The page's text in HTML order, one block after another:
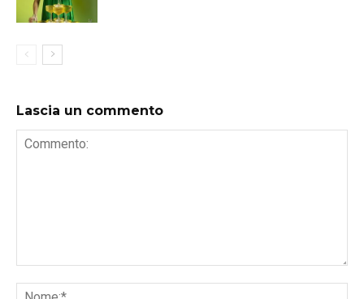
Lascia un commento